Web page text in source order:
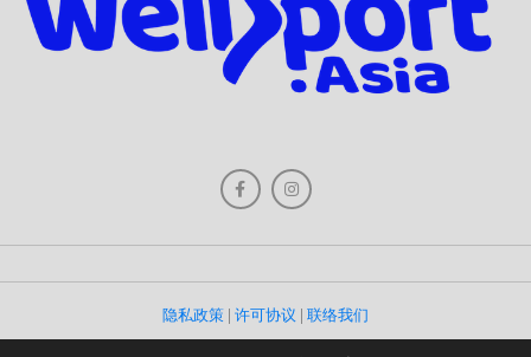
隐私政策 | 许可协议 | 联络我们